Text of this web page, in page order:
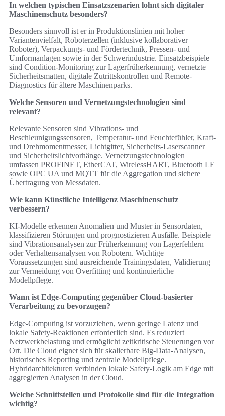
In welchen typischen Einsatzszenarien lohnt sich digitaler
Maschinenschutz besonders?
Besonders sinnvoll ist er in Produktionslinien mit hoher
Variantenvielfalt, Roboterzellen (inklusive kollaborativer
Roboter), Verpackungs- und Fördertechnik, Pressen- und
Umformanlagen sowie in der Schwerindustrie. Einsatzbeispiele
sind Condition-Monitoring zur Lagerfrüherkennung, vernetzte
Sicherheitsmatten, digitale Zutrittskontrollen und Remote-
Diagnostics für ältere Maschinenparks.
Welche Sensoren und Vernetzungstechnologien sind
relevant?
Relevante Sensoren sind Vibrations- und
Beschleunigungssensoren, Temperatur- und Feuchtefühler, Kraft-
und Drehmomentmesser, Lichtgitter, Sicherheits-Laserscanner
und Sicherheitslichtvorhänge. Vernetzungstechnologien
umfassen PROFINET, EtherCAT, WirelessHART, Bluetooth LE
sowie OPC UA und MQTT für die Aggregation und sichere
Übertragung von Messdaten.
Wie kann Künstliche Intelligenz Maschinenschutz
verbessern?
KI-Modelle erkennen Anomalien und Muster in Sensordaten,
klassifizieren Störungen und prognostizieren Ausfälle. Beispiele
sind Vibrationsanalysen zur Früherkennung von Lagerfehlern
oder Verhaltensanalysen von Robotern. Wichtige
Voraussetzungen sind ausreichende Trainingsdaten, Validierung
zur Vermeidung von Overfitting und kontinuierliche
Modellpflege.
Wann ist Edge‑Computing gegenüber Cloud-basierter
Verarbeitung zu bevorzugen?
Edge‑Computing ist vorzuziehen, wenn geringe Latenz und
lokale Safety‑Reaktionen erforderlich sind. Es reduziert
Netzwerkbelastung und ermöglicht zeitkritische Steuerungen vor
Ort. Die Cloud eignet sich für skalierbare Big-Data‑Analysen,
historisches Reporting und zentrale Modellpflege.
Hybridarchitekturen verbinden lokale Safety‑Logik am Edge mit
aggregierten Analysen in der Cloud.
Welche Schnittstellen und Protokolle sind für die Integration
wichtig?